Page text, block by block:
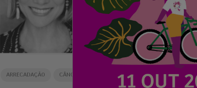
ARRECADAÇÃO CÂNCER DE MAMA DOAÇÃO JÓIAS